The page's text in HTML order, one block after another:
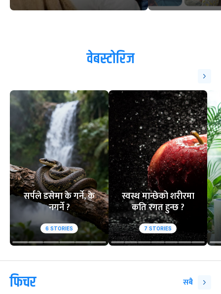
वेबस्टोरिज
सर्पले डसेमा के गर्ने, के
नगर्ने ?
6 STORIES
स्वस्थ मान्छेको शरीरमा
कति रगत हुन्छ ?
7 STORIES
फिचर सबै